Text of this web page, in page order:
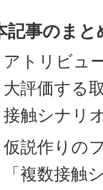
記事のまと
アトリビュ
大評価する
接触シナリ
仮説作りの
「複数接触